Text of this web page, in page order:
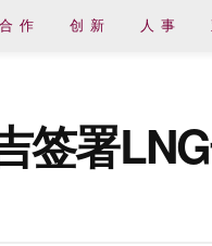
合 作 创 新 人 事
签署